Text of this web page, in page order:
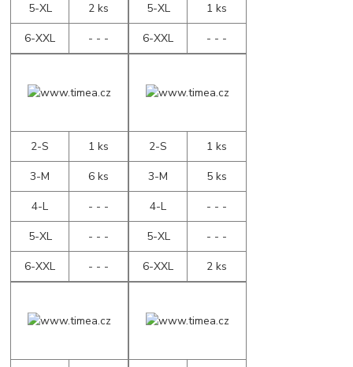
5-XL
2 ks
6-XXL
- - -
5-XL
1 ks
6-XXL
- - -
2-S
1 ks
3-M
6 ks
4-L
- - -
5-XL
- - -
6-XXL
- - -
2-S
1 ks
3-M
5 ks
4-L
- - -
5-XL
- - -
6-XXL
2 ks